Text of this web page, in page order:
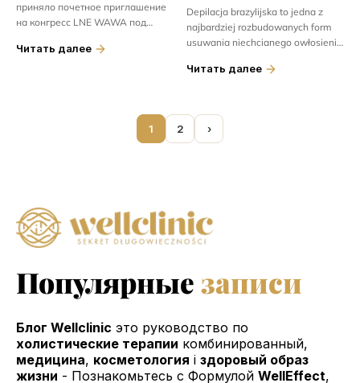
приняло почетное приглашение
на конгресс LNE WAWA под
практика дает силу”. Встреча
Читать далее
Depilacja brazylijska to jedna z
najbardziej rozbudowanych form
usuwania niechcianego owłosienia
obejmuje całkowite usunięcie
Читать далее
1 2 ›
Популярныезаписи
Блог Wellclinic это руководство по
холистические терапии комбинированный,
медицина, косметология i здоровый образ
жизни - Познакомьтесь с Формулой WellEffect,